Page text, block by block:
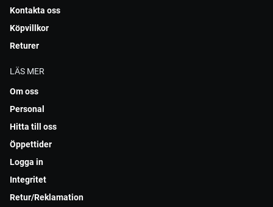
Kontakta oss
Köpvillkor
Returer
LÄS MER
Om oss
Personal
Hitta till oss
Öppettider
Logga in
Integritet
Retur/Reklamation